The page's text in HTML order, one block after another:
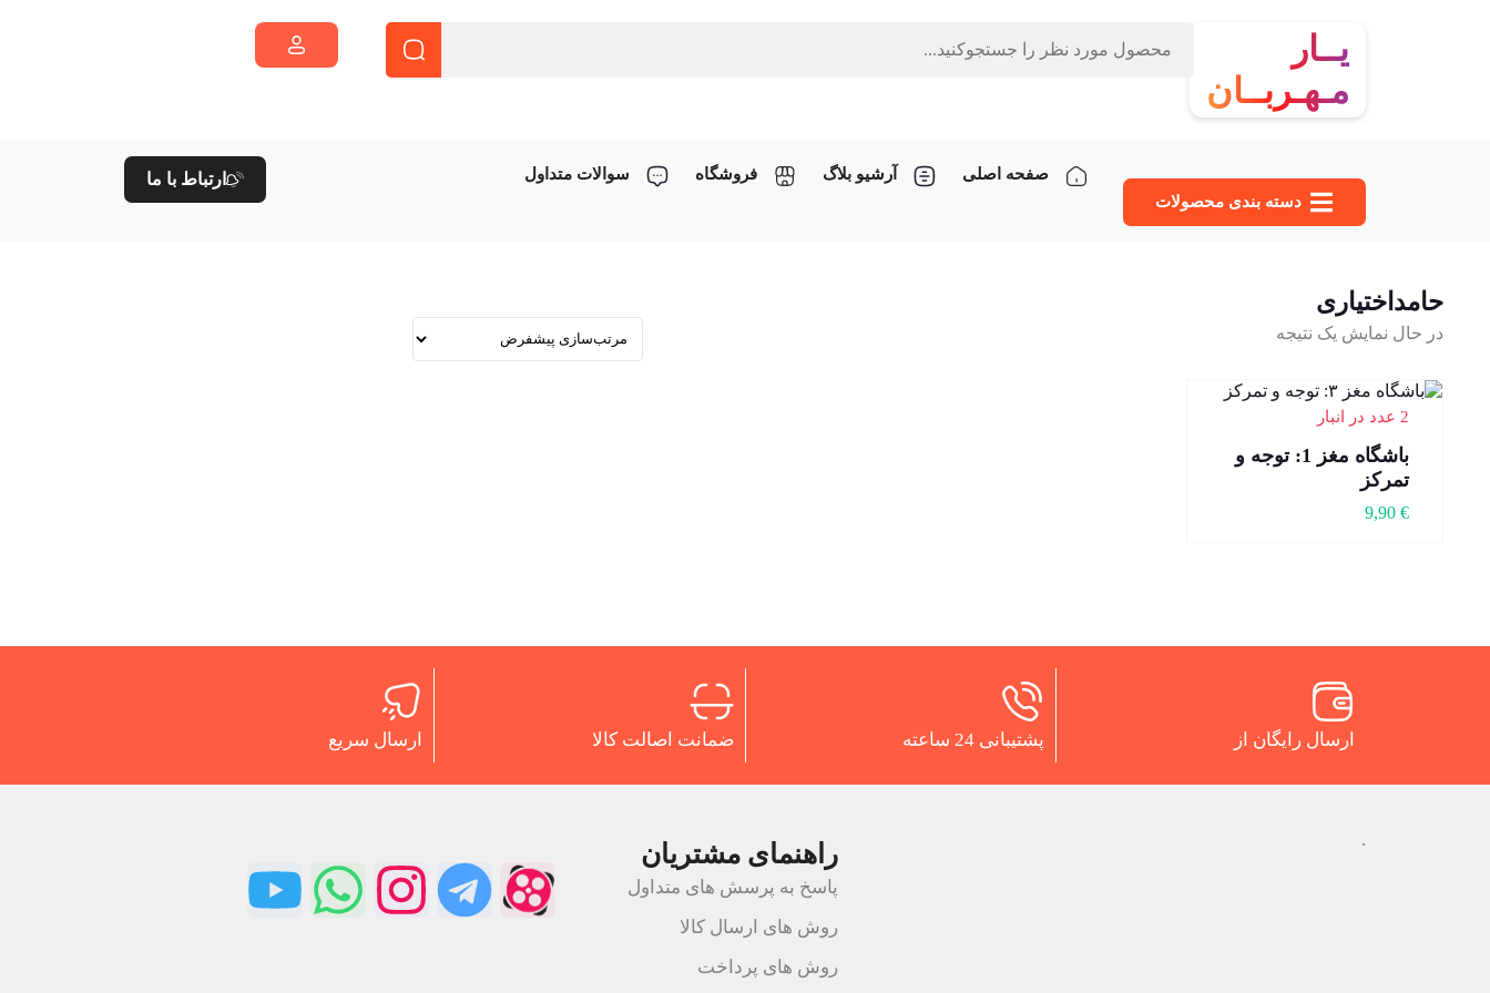
یــار
مـهـربــان
دسته‌ بندی محصولات
صفحه اصلی آرشیو بلاگ فروشگاه سوالات متداول ارتباط با ما
حامداختیاری
در حال نمایش یک نتیجه
2 عدد در انبار
باشگاه مغز 1: توجه و
تمرکز
9,90 €
ارسال رایگان از پشتیبانی 24 ساعته ضمانت اصالت کالا ارسال سریع
. راهنمای مشتریان
پاسخ به پرسش های متداول
روش های ارسال کالا
روش های پرداخت